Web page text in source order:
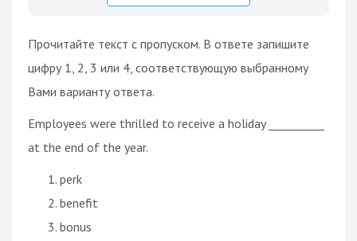
Прочитайте текст с пропуском. В ответе запишите
цифру 1, 2, 3 или 4, соответствующую выбранному
Вами варианту ответа.
Employees were thrilled to receive a holiday __________
at the end of the year.
perk
benefit
bonus